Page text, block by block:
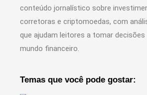
conteúdo jornalístico sobre
corretoras e criptomoedas, com
que ajudam leitores a tomar
mundo financeiro.
Temas que você pode gostar: